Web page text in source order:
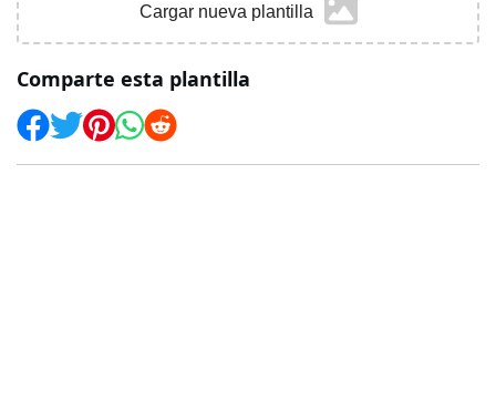
Cargar nueva plantilla
Comparte esta plantilla